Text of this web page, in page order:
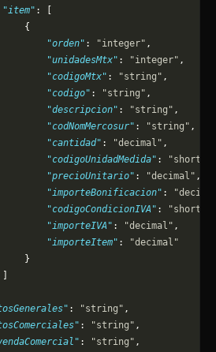
: [
{
"orden"
: "integer" ,
"unidadesMtx"
: "integer" ,
"codigoMtx"
: "string" ,
"codigo"
: "string" ,
"descripcion"
: "string" ,
"codNomMercosur"
: "string" ,
"cantidad"
: "decimal" ,
"codigoUnidadMedida"
: "short"
"precioUnitario"
: "decimal" ,
"importeBonificacion"
:
"codigoCondicionIVA"
: "short"
"importeIVA"
: "decimal" ,
"importeItem"
:
"decimal"
}
: "string" ,
: "string" ,
: "string" ,